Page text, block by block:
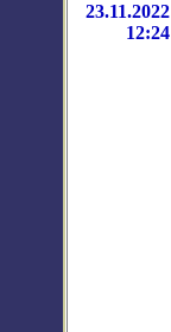
23.11.2022
12:24